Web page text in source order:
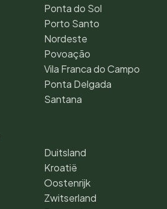
Ponta do Sol
Porto Santo
Nordeste
Povoação
Vila Franca do Campo
Ponta Delgada
Santana
Duitsland
Kroatië
Oostenrijk
Zwitserland